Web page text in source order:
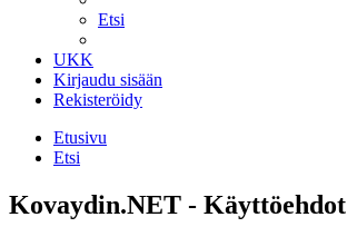
Etsi
UKK
Kirjaudu sisään
Rekisteröidy
Etusivu
Etsi
Kovaydin.NET - Käyttöehdot